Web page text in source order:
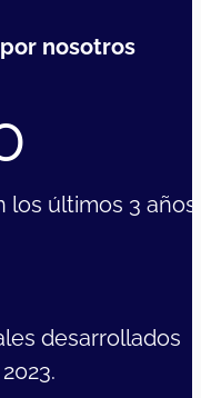
nosotros
últimos 3 años.
desarrollados